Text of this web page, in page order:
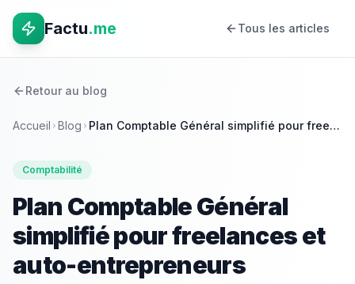
Factu.me Tous les articles
Retour au blog
Accueil Blog Plan Comptable Général simplifié pour freelances et auto-entrepreneurs
Comptabilité
Plan Comptable Général
simplifié pour freelances et
auto-entrepreneurs